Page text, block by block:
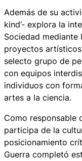
Además de su
kind’- explora la
Sociedad
proyectos
selecto grupo de
con equipos
individuos con
artes a la ciencia.
Como responsable
participa de la
posicionamiento
Guerra completó